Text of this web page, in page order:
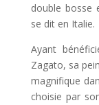
double bosse
se dit en Italie.
Ayant
Zagato, sa
magnifique
choisie par